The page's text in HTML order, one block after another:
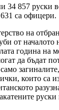
34 857 руски
са офицери.
на
от
година на
да бъдат
които са